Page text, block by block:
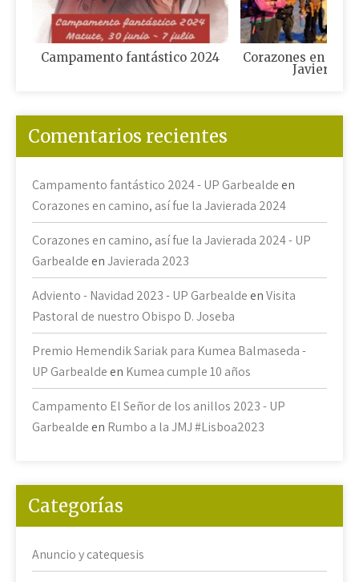
Campamento fantástico 2024 Corazones en
Javierada
Comentarios recientes
Campamento fantástico 2024 - UP Garbealdeen
Corazones en camino, así fue la Javierada 2024
Corazones en camino, así fue la Javierada 2024 - UP
GarbealdeenJavierada 2023
Adviento - Navidad 2023 - UP GarbealdeenVisita
Pastoral de nuestro Obispo D. Joseba
Premio Hemendik Sariak para Kumea Balmaseda -
UP Garbealdeen Kumea cumple 10 años
Campamento El Señor de los anillos 2023 - UP
Garbealdeen Rumbo a la JMJ #Lisboa2023
Categorías
Anuncio y catequesis